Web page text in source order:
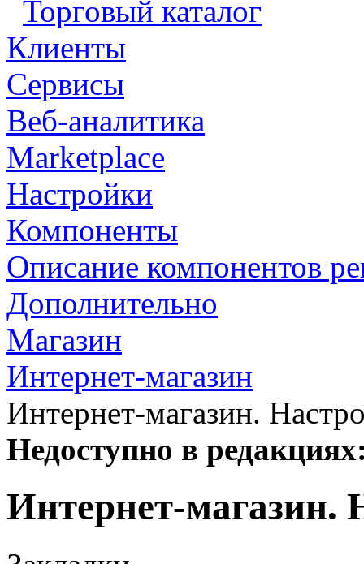
Торговый каталог
Клиенты
Сервисы
Веб-аналитика
Marketplace
Настройки
Компоненты
Описание компонентов
Дополнительно
Магазин
Интернет-магазин
Интернет-магазин.
Недоступно в
Интернет-магазин.